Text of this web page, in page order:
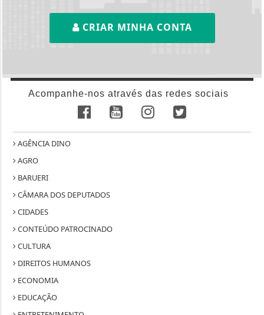
CRIAR MINHA CONTA
Acompanhe-nos através das redes sociais
AGÊNCIA DINO
AGRO
BARUERI
CÂMARA DOS DEPUTADOS
CIDADES
CONTEÚDO PATROCINADO
CULTURA
DIREITOS HUMANOS
ECONOMIA
EDUCAÇÃO